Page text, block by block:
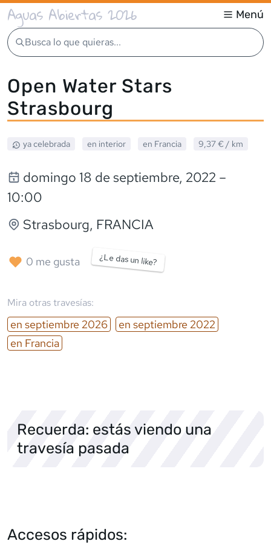
Aguas Abiertas 2026 Menú
Busca lo que quieras...
Open Water Stars
Strasbourg
ya celebrada en interior en Francia 9,37 € / km
domingo 18 de septiembre, 2022 –
10:00
Strasbourg, FRANCIA
0 me gusta ¿Le das un like?
Mira otras travesías:
en septiembre 2026 en septiembre 2022
en Francia
Recuerda: estás viendo una
travesía pasada
Accesos rápidos: